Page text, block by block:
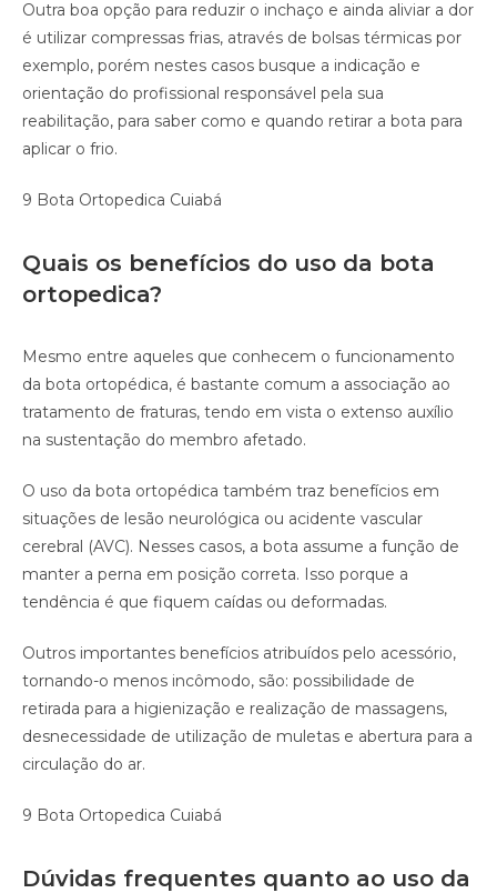
Outra boa opção para reduzir o inchaço e ainda aliviar a dor
é utilizar compressas frias, através de bolsas térmicas por
exemplo, porém nestes casos busque a indicação e
orientação do profissional responsável pela sua
reabilitação, para saber como e quando retirar a bota para
aplicar o frio.
9 Bota Ortopedica Cuiabá
Quais os benefícios do uso da bota
ortopedica?
Mesmo entre aqueles que conhecem o funcionamento
da bota ortopédica, é bastante comum a associação ao
tratamento de fraturas, tendo em vista o extenso auxílio
na sustentação do membro afetado.
O uso da bota ortopédica também traz benefícios em
situações de lesão neurológica ou acidente vascular
cerebral (AVC). Nesses casos, a bota assume a função de
manter a perna em posição correta. Isso porque a
tendência é que fiquem caídas ou deformadas.
Outros importantes benefícios atribuídos pelo acessório,
tornando-o menos incômodo, são: possibilidade de
retirada para a higienização e realização de massagens,
desnecessidade de utilização de muletas e abertura para a
circulação do ar.
9 Bota Ortopedica Cuiabá
Dúvidas frequentes quanto ao uso da